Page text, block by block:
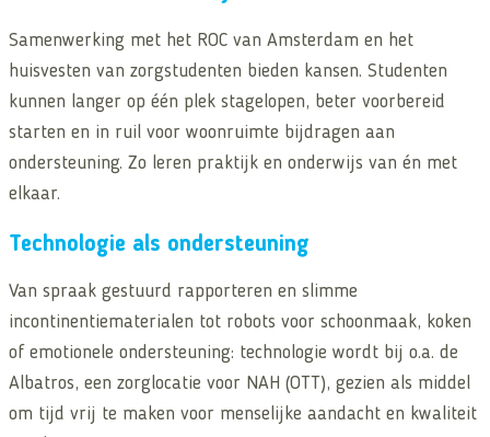
Samenwerking met het ROC van Amsterdam en het
huisvesten van zorgstudenten bieden kansen. Studenten
kunnen langer op één plek stagelopen, beter voorbereid
starten en in ruil voor woonruimte bijdragen aan
ondersteuning. Zo leren praktijk en onderwijs van én met
elkaar.
Technologie als ondersteuning
Van spraak gestuurd rapporteren en slimme
incontinentiematerialen tot robots voor schoonmaak, koken
of emotionele ondersteuning: technologie wordt bij o.a. de
Albatros, een zorglocatie voor NAH (OTT), gezien als middel
om tijd vrij te maken voor menselijke aandacht en kwaliteit